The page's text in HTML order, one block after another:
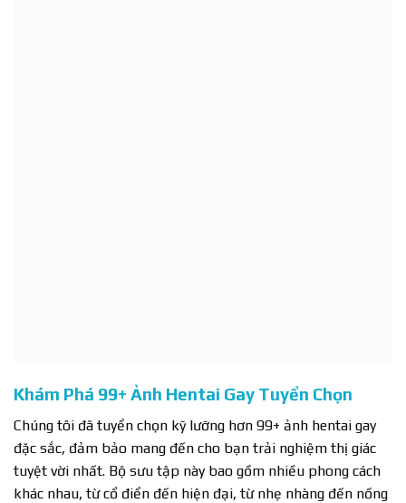
Khám Phá 99+ Ảnh Hentai Gay Tuyển Chọn
Chúng tôi đã tuyển chọn kỹ lưỡng hơn 99+ ảnh hentai gay
đặc sắc, đảm bảo mang đến cho bạn trải nghiệm thị giác
tuyệt vời nhất. Bộ sưu tập này bao gồm nhiều phong cách
khác nhau, từ cổ điển đến hiện đại, từ nhẹ nhàng đến nồng